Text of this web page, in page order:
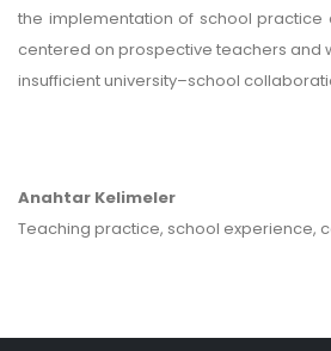
the implementation of school practice
centered on prospective teachers and
insufficient university–school
Anahtar Kelimeler
Teaching practice, school experience,